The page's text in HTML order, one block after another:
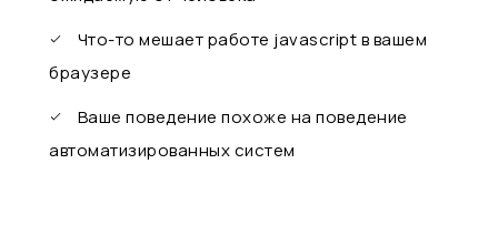
Что-то мешает работе javascript в вашем
браузере
Ваше поведение похоже на поведение
автоматизированных систем